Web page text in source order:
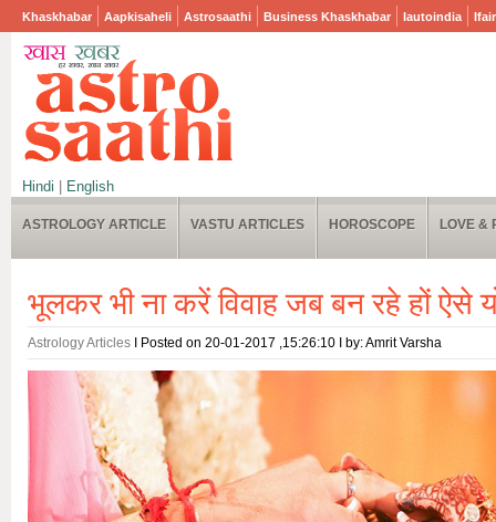
Khaskhabar Aapkisaheli Astrosaathi Business Khaskhabar Iautoindia
Hindi English
ASTROLOGY ARTICLE VASTU ARTICLES HOROSCOPE LOVE &
भूलकर भी ना करें विवाह जब बन रहे हों ऐसे
Astrology Articles I Posted on 20-01-2017 ,15:26:10 I by: Amrit Varsha